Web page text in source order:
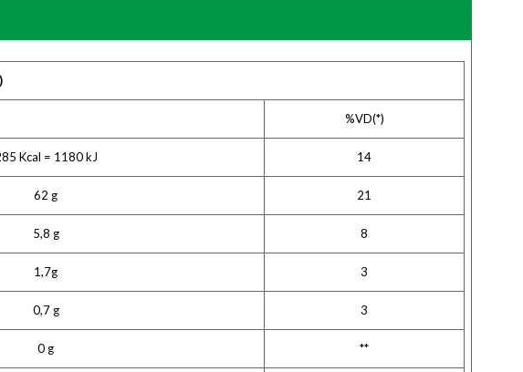
%VD(*)
Kcal = 1180 kJ 14
62 g 21
5,8 g 8
1,7g 3
0,7 g 3
0 g **